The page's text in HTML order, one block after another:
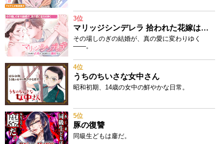
3位
マリッジシンデレラ 拾われた花嫁は一途な副社長に溺愛される
その場しのぎの結婚が、真の愛に変わりゆく
——。
4位
うちのちいさな女中さん
昭和初期、14歳の女中の鮮やかな日常。
5位
豚の復讐
同級生どもは鏖だ。